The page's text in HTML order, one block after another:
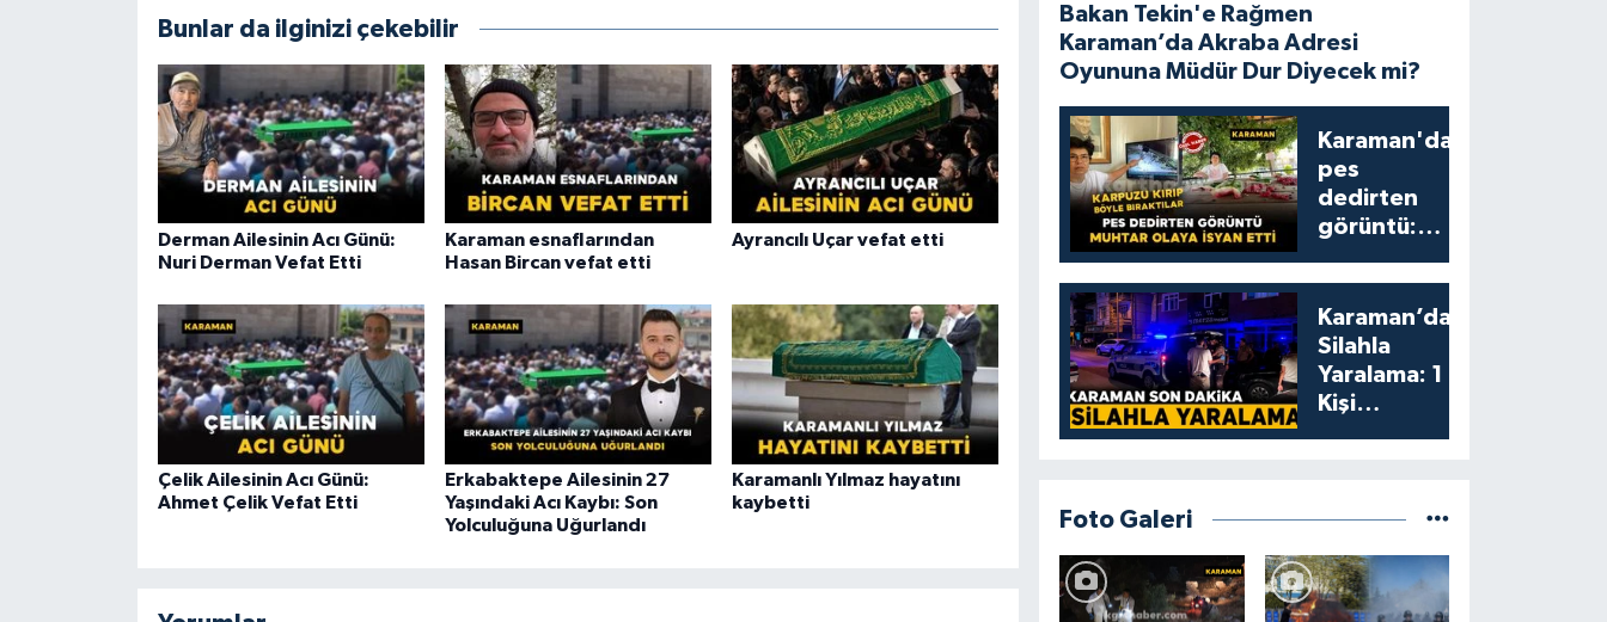
Bunlar da ilginizi çekebilir
Derman Ailesinin Acı Günü:
Nuri Derman Vefat Etti
Karaman esnaflarından
Hasan Bircan vefat etti
Ayrancılı Uçar vefat etti
Çelik Ailesinin Acı Günü:
Ahmet Çelik Vefat Etti
Erkabaktepe Ailesinin 27
Yaşındaki Acı Kaybı: Son
Yolculuğuna Uğurlandı
Karamanlı Yılmaz hayatını
kaybetti
Bakan Tekin'e Rağmen
Karaman’da Akraba Adresi
Oyununa Müdür Dur Diyecek mi?
Karaman'da
pes
dedirten
görüntü:
yumruklayıp
yediler,
artıklarını
kamelyada
bıraktılar
Karaman’da
Silahla
Yaralama: 1
Kişi
Foto Galeri